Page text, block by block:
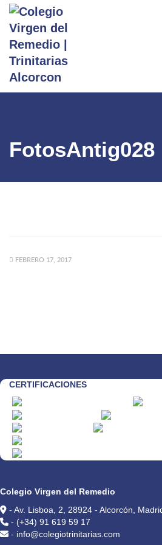
FotosAntig028
FEBRERO 17, 2017
CERTIFICACIONES
Colegio Virgen del Remedio
- Av. Lisboa, 2, 28924 - Alcorcón,
- (+34) 91 619 59 17
- info@colegiotrinitarias.com